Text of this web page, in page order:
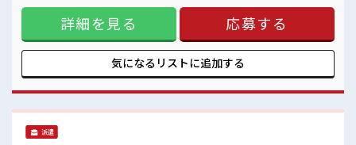
ぎたり奇抜でなければ基本的に自由！ (規定有)≪動きやすい
制服アリ≫ 制服があるので、 毎日の服装の悩み解消♪ ≪自分
に合った期間で働ける≫ 福利厚生が整った派遣のお仕事で
す！ ■職場の雰囲気 明るすぎたり奇抜過ぎなければヘアカラ
ーOK！ 休憩時間にゆっくりできるスペース完備！ 職場には
ロッカー完備！ 私物の置きすぎには注意が必要ですね★
詳細を見る 応募する
気になるリストに追加する
派遣